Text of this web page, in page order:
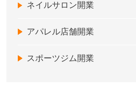
ネイルサロン開業
アパレル店舗開業
スポーツジム開業